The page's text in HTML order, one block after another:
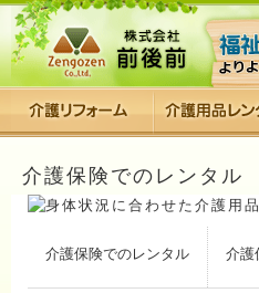
介護保険でのレンタル
介護保険でのレンタル 介護